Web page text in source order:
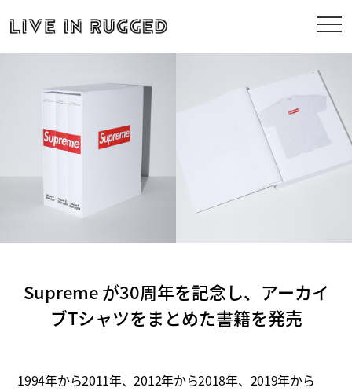
Supreme が30周年を記念し、アーカイ
ブTシャツをまとめた書籍を発売
1994年から2011年、2012年から2018年、2019年から